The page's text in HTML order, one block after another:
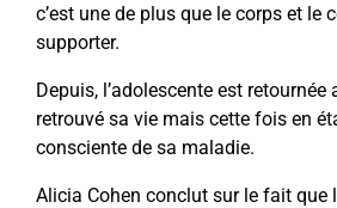
c’est une de plus que le corps et le
supporter.
Depuis, l’adolescente est retournée
retrouvé sa vie mais cette fois en
consciente de sa maladie.
Alicia Cohen conclut sur le fait que